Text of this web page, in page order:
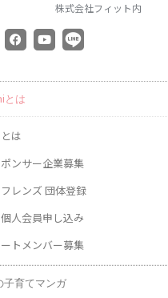
株式会社フィット内
とは
は
ンサー企業募集
レンズ 団体登録
人会員申し込み
トメンバー募集
育てマンガ